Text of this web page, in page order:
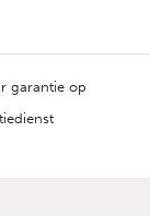
garantie op